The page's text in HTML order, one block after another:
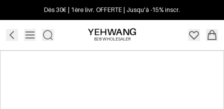
Dès 30€ | 1ère livr. OFFERTE | Jusqu'à -15% inscr.
B2B WHOLESALER